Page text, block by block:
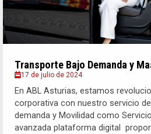
Transporte Bajo Demanda y
17 de julio de 2024
En ABL Asturias, estamos
corporativa con nuestro servicio
demanda y Movilidad como
avanzada plataforma digital